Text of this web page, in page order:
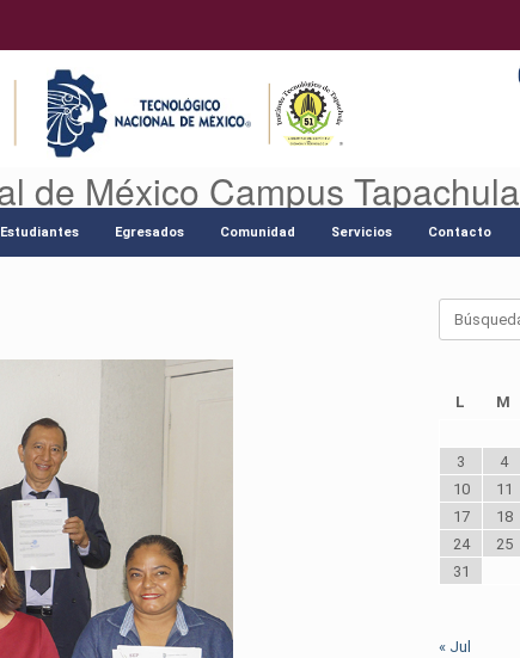
de México Campus Tapachula
Estudiantes Egresados Comunidad Servicios Contacto
Buscar:
L M
3
4
10
11
17
18
24
25
31
« Jul